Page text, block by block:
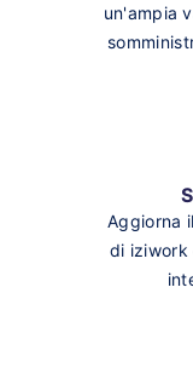
un'ampia
Aggiorna
di iziwork